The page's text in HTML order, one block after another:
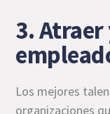
3.
Los mejores
organizaciones